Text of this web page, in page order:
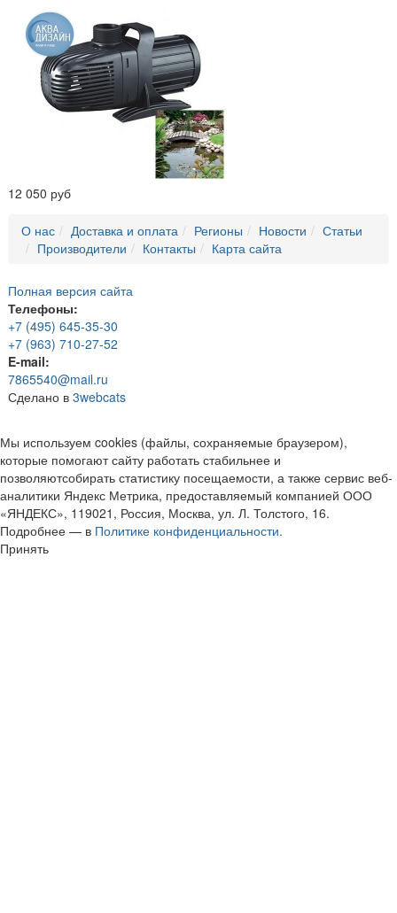
12 050 руб
О нас Доставка и оплата Регионы Новости
Статьи
Производители
Контакты Карта сайта
Полная версия сайта
Телефоны:
+7 (495) 645-35-30
+7 (963) 710-27-52
E-mail:
7865540@mail.ru
Сделано в 3webcats
Мы используем cookies (файлы, сохраняемые браузером),
которые помогают сайту работать стабильнее и
позволяютсобирать статистику посещаемости, а также сервис веб-
аналитики Яндекс Метрика, предоставляемый компанией ООО
«ЯНДЕКС», 119021, Россия, Москва, ул. Л. Толстого, 16.
Подробнее — в Политике конфиденциальности.
Принять